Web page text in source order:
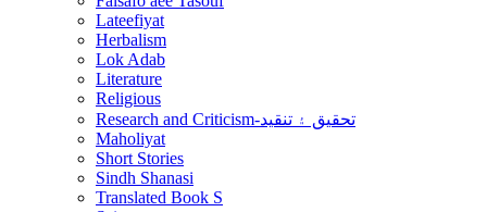
Lateefiyat
Herbalism
Lok Adab
Literature
Religious
Research and Criticism-تحقيق ۽ تنقيد
Maholiyat
Short Stories
Sindh Shanasi
Translated Book S